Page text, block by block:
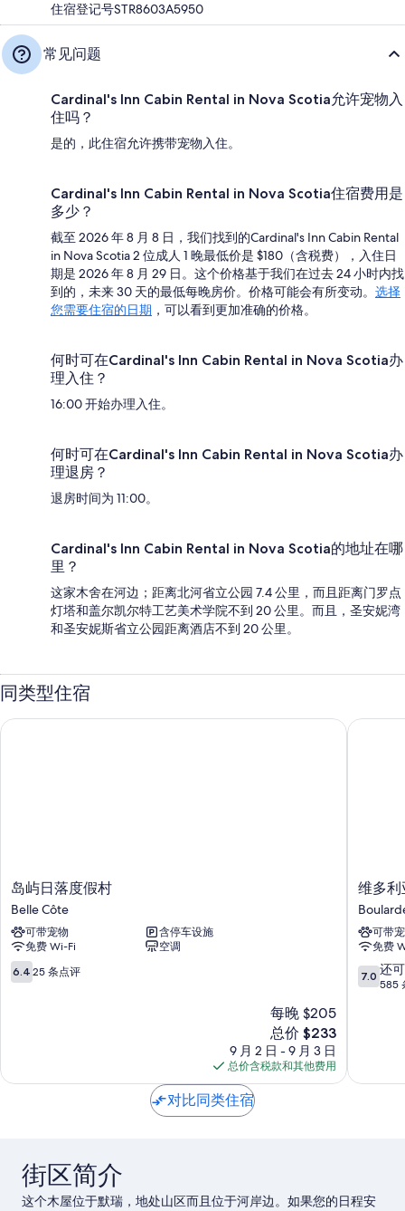
住宿登记号STR8603A5950
常见问题
Cardinal's Inn Cabin Rental in Nova Scotia允许宠物入
住吗？
是的，此住宿允许携带宠物入住。
Cardinal's Inn Cabin Rental in Nova Scotia住宿费用是
多少？
截至 2026 年 8 月 8 日，我们找到的Cardinal's Inn Cabin Rental
in Nova Scotia 2 位成人 1 晚最低价是 $180（含税费），入住日
期是 2026 年 8 月 29 日。这个价格基于我们在过去 24 小时内找
到的，未来 30 天的最低每晚房价。价格可能会有所变动。 选择
您需要住宿的日期 ，可以看到更加准确的价格。
何时可在Cardinal's Inn Cabin Rental in Nova Scotia办
理入住？
16:00 开始办理入住。
何时可在Cardinal's Inn Cabin Rental in Nova Scotia办
理退房？
退房时间为 11:00。
Cardinal's Inn Cabin Rental in Nova Scotia的地址在哪
里？
这家木舍在河边；距离北河省立公园 7.4 公里，而且距离门罗点
灯塔和盖尔凯尔特工艺美术学院不到 20 公里。而且，圣安妮湾
和圣安妮斯省立公园距离酒店不到 20 公里。
同类型住宿
岛
屿
日
落
度
假
村
岛屿日落度假村
Belle Côte
可带宠物
含停车设施
免费 Wi-Fi
空调
6.4
分，
点
6.4 25 条点评
每晚 $205
新
价
格
$233
总价 $233
9 月 2 日 - 9 月 3 日
总价含税款和其他费用
岛屿日落度假村
维
多
利
亚
郡
旅
游
维多利
可带
免费
7.0
分，
以，
7.0 还
585
维多利
对比同类住宿
街区简介
这个木屋位于默瑞，地处山区而且位于河岸边。如果您的日程安